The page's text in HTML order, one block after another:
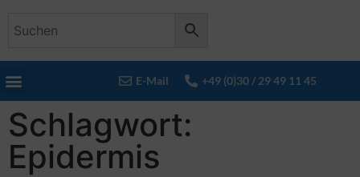
E-Mail +49 (0)30 / 29 49 11 45
Schlagwort:
Epidermis